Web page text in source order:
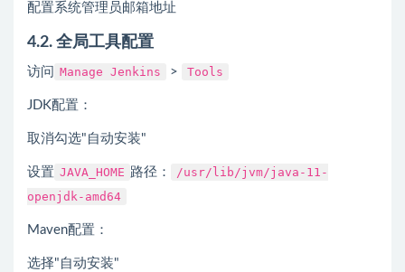
配置系统管理员邮箱地址
4.2. 全局工具配置
访问 Manage Jenkins > Tools
JDK配置：
取消勾选"自动安装"
设置 JAVA_HOME 路径：
/usr/lib/jvm/java-11-
openjdk-amd64
Maven配置：
选择"自动安装"